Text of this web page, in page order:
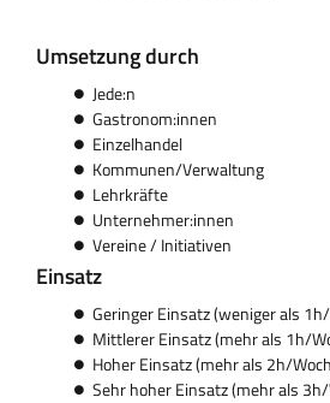
Umsetzung durch
Jede:n
Gastronom:innen
Einzelhandel
Kommunen/Verwaltung
Lehrkräfte
Unternehmer:innen
Vereine / Initiativen
Einsatz
Geringer Einsatz (weniger als
Mittlerer Einsatz (mehr als 1h/
Hoher Einsatz (mehr als 2h/
Sehr hoher Einsatz (mehr als